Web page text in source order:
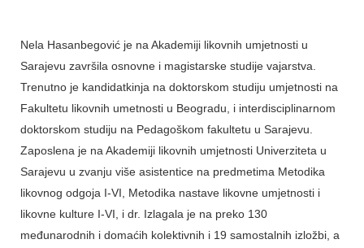
Nela Hasanbegović je na Akademiji likovnih umjetnosti u
Sarajevu završila osnovne i magistarske studije vajarstva.
Trenutno je kandidatkinja na doktorskom studiju umjetnosti na
Fakultetu likovnih umetnosti u Beogradu, i interdisciplinarnom
doktorskom studiju na Pedagoškom fakultetu u Sarajevu.
Zaposlena je na Akademiji likovnih umjetnosti Univerziteta u
Sarajevu u zvanju više asistentice na predmetima Metodika
likovnog odgoja I-VI, Metodika nastave likovne umjetnosti i
likovne kulture I-VI, i dr. Izlagala je na preko 130
međunarodnih i domaćih kolektivnih i 19 samostalnih izložbi, a